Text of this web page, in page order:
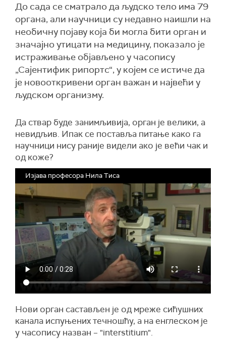
До сада се сматрало да људско тело има 79
органа, али научници су недавно наишли на
необичну појаву која би могла бити орган и
значајно утицати на медицину, показало је
истраживање објављено у часопису
„Сајентифик рипортс“, у коjeм се истиче да
је новооткривени орган важан и највећи у
људском организму.
Да ствар буде занимљивија, орган је велики, а
невидљив. Ипак се поставља питање како га
научници нису раније видели ако је већи чак и
од коже?
Изјава професора Нила Тиса
Нови орган састављен је од мреже сићушних
канала испуњених течношћу, а на енглеском је
у часопису назван – "interstitium".